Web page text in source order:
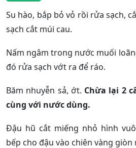
Su hào, bắp bỏ vỏ rồi rửa sạch,
sạch cắt múi cau.
Nấm ngâm trong nước muối
đó rửa sạch vớt ra để ráo.
Băm nhuyễn sả, ớt. Chừa lại 2
cùng với nước dùng.
Đậu hũ cắt miếng nhỏ hình
bếp cho đậu vào chiên vàng